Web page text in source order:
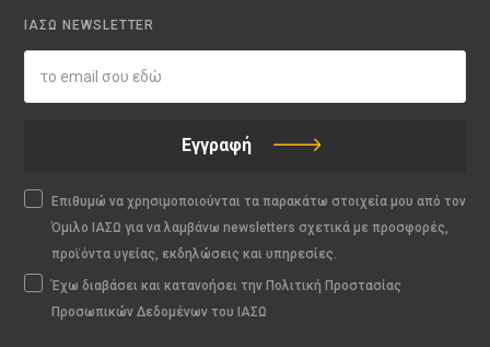
ΙΑΣΩ NEWSLETTER
Εγγραφή
Επιθυμώ να χρησιμοποιούνται τα παρακάτω στοιχεία μου από τον
Όμιλο ΙΑΣΩ για να λαμβάνω newsletters σχετικά με προσφορές,
προϊόντα υγείας, εκδηλώσεις και υπηρεσίες.
Έχω διαβάσει και κατανοήσει την Πολιτική Προστασίας
Προσωπικών Δεδομένων του ΙΑΣΩ